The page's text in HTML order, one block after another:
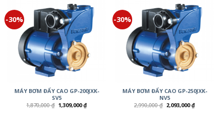
-30%
MÁY BƠM ĐẨY CAO GP-200JXK-
SV5
1,870,000₫ 1,309,000₫
-30%
MÁY BƠM ĐẨY CAO GP-250JXK-
NV5
2,990,000₫ 2,093,000₫